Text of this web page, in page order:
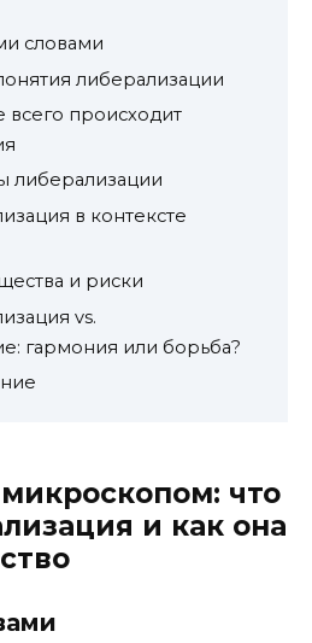
словами
либерализации
всего происходит
либерализации
в контексте
и риски
vs.
гармония или борьба?
что
и как она